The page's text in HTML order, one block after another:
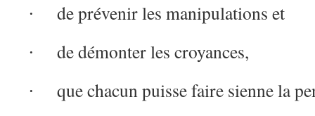
· de prévenir les manipulations et
· de démonter les croyances,
· que chacun puisse faire sienne la